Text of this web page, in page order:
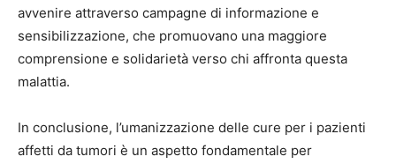
avvenire attraverso campagne di informazione e
sensibilizzazione, che promuovano una maggiore
comprensione e solidarietà verso chi affronta questa
malattia.
In conclusione, l’umanizzazione delle cure per i pazienti
affetti da tumori è un aspetto fondamentale per